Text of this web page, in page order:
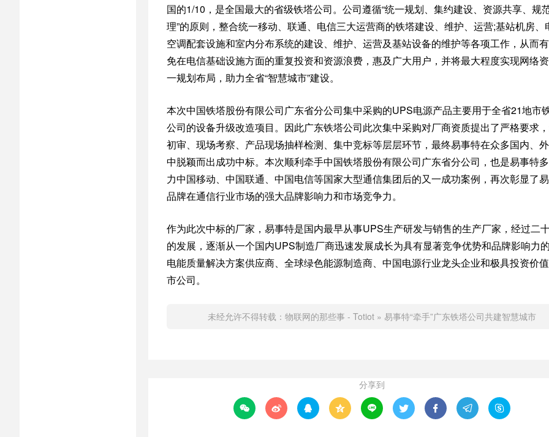
国的1/10，是全国最大的省级铁塔公司。公司遵循“统一规划、集约建设、资源共享、规
理”的原则，整合统一移动、联通、电信三大运营商的铁塔建设、维护、运营;基站机房、
空调配套设施和室内分布系统的建设、维护、运营及基站设备的维护等各项工作，从而
免在电信基础设施方面的重复投资和资源浪费，惠及广大用户，并将最大程度实现网络
一规划布局，助力全省“智慧城市”建设。
本次中国铁塔股份有限公司广东省分公司集中采购的UPS电源产品主要用于全省21地市
公司的设备升级改造项目。因此广东铁塔公司此次集中采购对厂商资质提出了严格要求
初审、现场考察、产品现场抽样检测、集中竞标等层层环节，最终易事特在众多国内、
中脱颖而出成功中标。本次顺利牵手中国铁塔股份有限公司广东省分公司，也是易事特
力中国移动、中国联通、中国电信等国家大型通信集团后的又一成功案例，再次彰显了
品牌在通信行业市场的强大品牌影响力和市场竞争力。
作为此次中标的厂家，易事特是国内最早从事UPS生产研发与销售的生产厂家，经过二
的发展，逐渐从一个国内UPS制造厂商迅速发展成长为具有显著竞争优势和品牌影响力
电能质量解决方案供应商、全球绿色能源制造商、中国电源行业龙头企业和极具投资价
市公司。
未经允许不得转载： 物联网的那些事 - Totiot » 易事特“牵手”广东铁塔公司共建智慧城市
分享到
        